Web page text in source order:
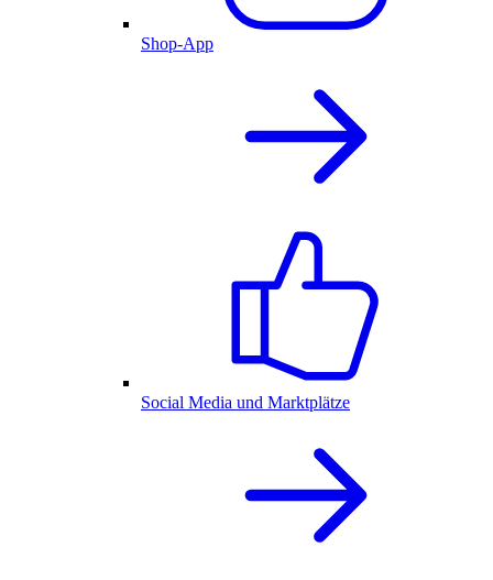
Shop-App
Social Media und Marktplätze